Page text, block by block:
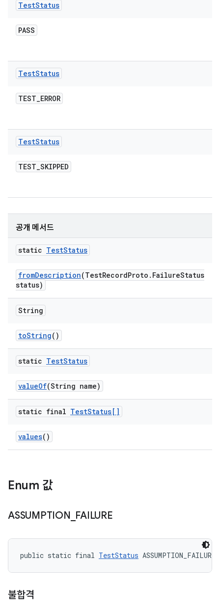
TestStatus
PASS
TestStatus
TEST_ERROR
TestStatus
TEST_SKIPPED
공개 메서드
static TestStatus
fromDescription(TestRecordProto . FailureStatus
status)
String
toString()
static TestStatus
valueOf(String name)
static final TestStatus[]
values()
Enum 값
ASSUMPTION FAILURE
public static final TestStatus ASSUMPTION_FAILURE
불합격